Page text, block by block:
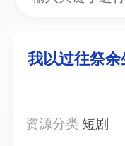
我以过往祭
资源分类 短剧